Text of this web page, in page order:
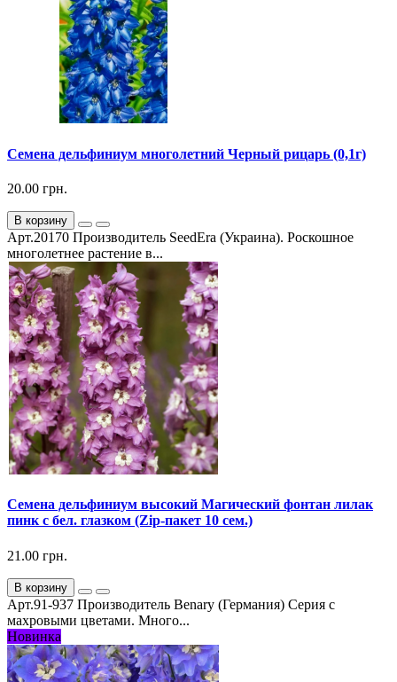
Семена дельфиниум многолетний Черный рицарь (0,1г)
20.00 грн.
В корзину
Арт.20170 Производитель SeedEra (Украина). Роскошное
многолетнее растение в...
Семена дельфиниум высокий Магический фонтан лилак
пинк с бел. глазком (Zip-пакет 10 сем.)
21.00 грн.
В корзину
Арт.91-937 Производитель Benary (Германия) Серия с
махровыми цветами. Много...
Новинка